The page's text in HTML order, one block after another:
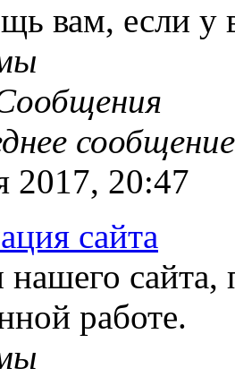
вам, если у
сообщение
2017, 20:47
сайта
нашего
работе.